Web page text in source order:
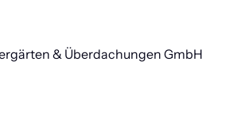
& Überdachungen GmbH